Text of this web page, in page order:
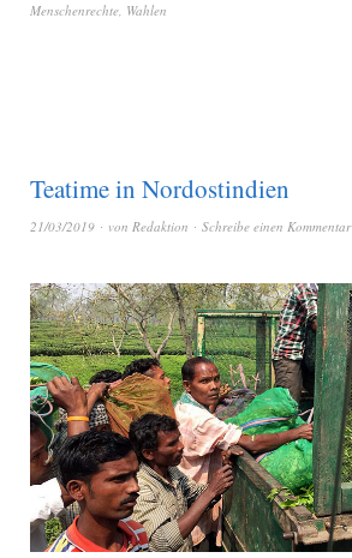
Menschenrechte, Wahlen
Teatime in Nordostindien
21/03/2019 von Redaktion Schreibe einen Kommentar